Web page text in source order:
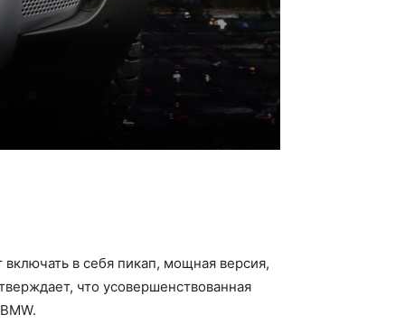
включать в себя пикап, мощная версия,
что усовершенствованная